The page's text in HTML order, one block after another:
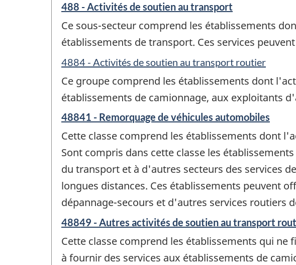
488 - Activités de soutien au transport
Ce sous-secteur comprend les établissements
établissements de transport. Ces services
4884 - Activités de soutien au transport routier
Ce groupe comprend les établissements dont
établissements de camionnage, aux exploitants
48841 - Remorquage de véhicules automobiles
Cette classe comprend les établissements dont
Sont compris dans cette classe les
du transport et à d'autres secteurs des services
longues distances. Ces établissements peuvent
dépannage-secours et d'autres services routiers
48849 - Autres activités de soutien au transport
Cette classe comprend les établissements qui
à fournir des services aux établissements de